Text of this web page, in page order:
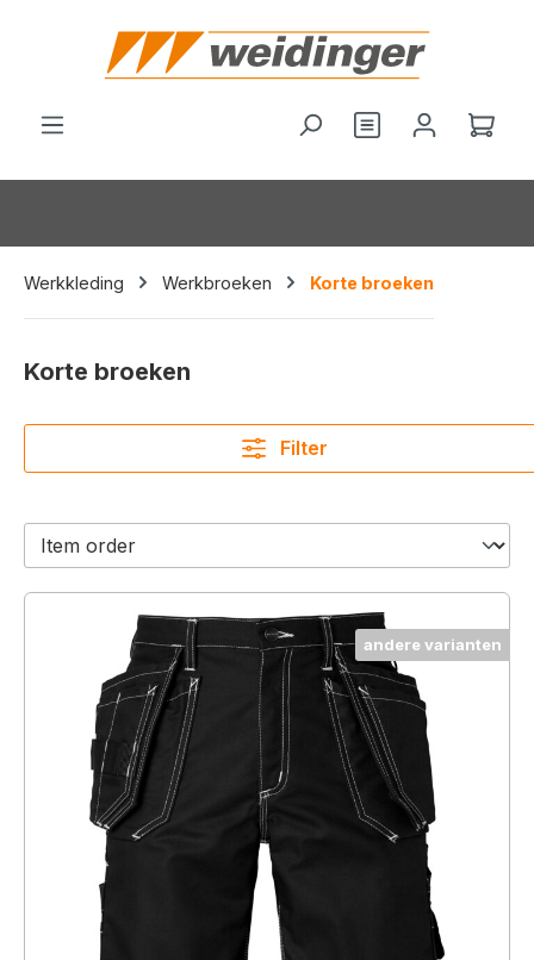
Werkkleding Werkbroeken Korte broeken
Korte broeken
Filter
andere varianten